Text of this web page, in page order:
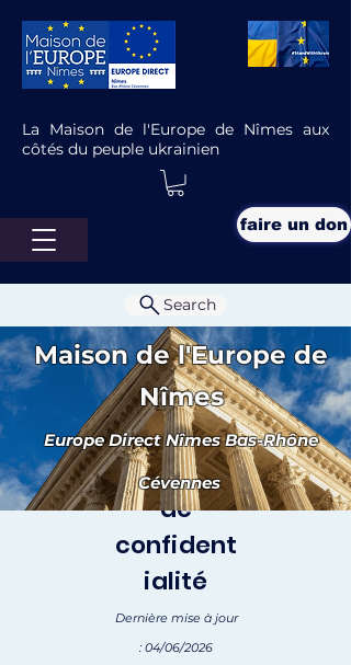
La Maison de l'Europe de Nîmes aux
côtés du peuple ukrainien
faire un don
Maison de l'Europe de
Nîmes
Europe Direct Nîmes Bas-Rhône
Cévennes
Search
Politique
de
confident
ialité
Dernière mise à jour
: 04/06/2026